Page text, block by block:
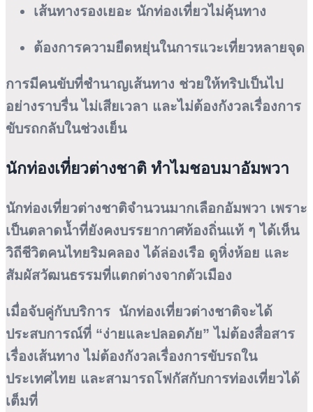
เส้นทางรองเยอะ นักท่องเที่ยวไม่คุ้นทาง
ต้องการความยืดหยุ่นในการแวะเที่ยวหลายจุด
การมีคนขับที่ชำนาญเส้นทาง ช่วยให้ทริปเป็นไป
อย่างราบรื่น ไม่เสียเวลา และไม่ต้องกังวลเรื่องการ
ขับรถกลับในช่วงเย็น
นักท่องเที่ยวต่างชาติ ทำไมชอบมาอัมพวา
นักท่องเที่ยวต่างชาติจำนวนมากเลือกอัมพวา เพราะ
เป็นตลาดน้ำที่ยังคงบรรยากาศท้องถิ่นแท้ ๆ ได้เห็น
วิถีชีวิตคนไทยริมคลอง ได้ล่องเรือ ดูหิ่งห้อย และ
สัมผัสวัฒนธรรมที่แตกต่างจากตัวเมือง
เมื่อจับคู่กับบริการ นักท่องเที่ยวต่างชาติจะได้
ประสบการณ์ที่ “ง่ายและปลอดภัย” ไม่ต้องสื่อสาร
เรื่องเส้นทาง ไม่ต้องกังวลเรื่องการขับรถใน
ประเทศไทย และสามารถโฟกัสกับการท่องเที่ยวได้
เต็มที่